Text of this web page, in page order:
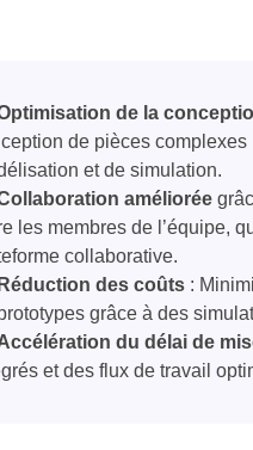
de la
de pièces
et de simulation.
améliorée
les membres de l’équipe,
collaborative.
Réduction des coûts :
grâce à des
du délai de
et des flux de travail